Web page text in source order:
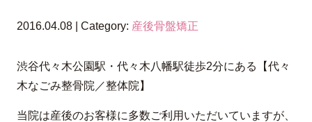
2016.04.08 | Category: 産後骨盤矯正
渋谷代々木公園駅・代々木八幡駅徒歩2分にある【代々
木なごみ整骨院／整体院】
当院は産後のお客様に多数ご利用いただいていますが、